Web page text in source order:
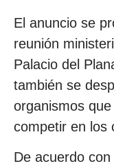
El anuncio se
reunión
Palacio del
también se
organismos
competir en los
De acuerdo